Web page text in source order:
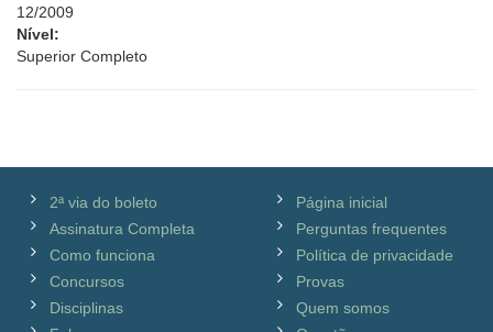
12/2009
Nível:
Superior Completo
2ª via do boleto
Assinatura Completa
Como funciona
Concursos
Disciplinas
Página inicial
Perguntas frequentes
Política de privacidade
Provas
Quem somos